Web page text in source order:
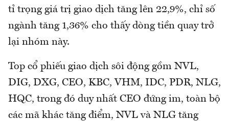
tỉ trọng giá trị giao dịch tăng lên 22,9%, chỉ số
ngành tăng 1,36% cho thấy dòng tiền quay trở
lại nhóm này.
Top cổ phiếu giao dịch sôi động gồm NVL,
DIG, DXG, CEO, KBC, VHM, IDC, PDR, NLG,
HQC, trong đó duy nhất CEO đứng im, toàn bộ
các mã khác tăng điểm, NVL và NLG tăng